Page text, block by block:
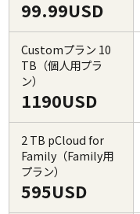
99.99USD
Customプラン 10
TB（個人用プラ
ン）
1190USD
2 TB pCloud for
Family（Family用
プラン）
595USD